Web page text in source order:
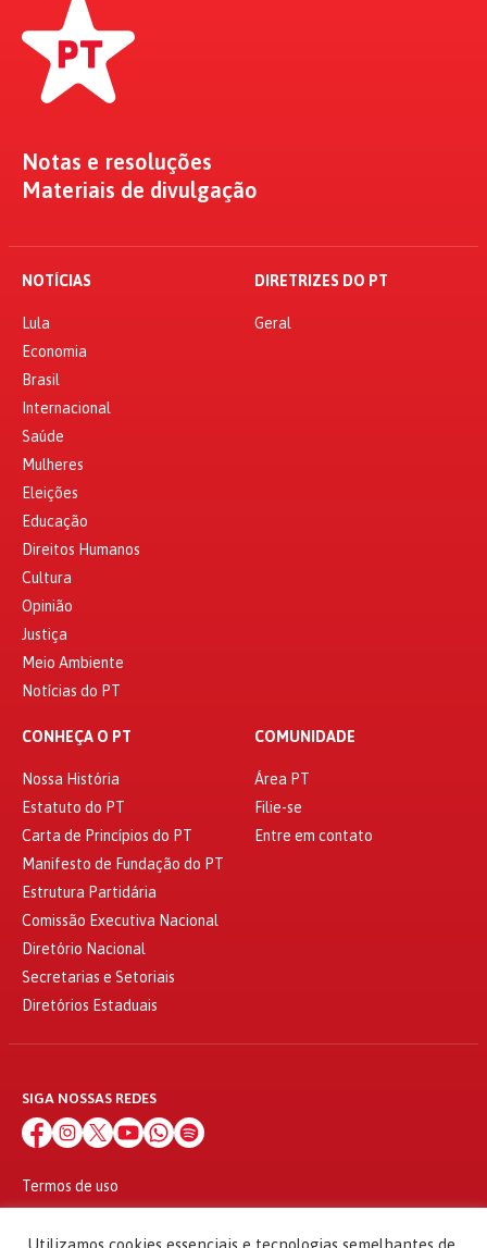
Notas e resoluções
Materiais de divulgação
NOTÍCIAS
Lula
Economia
Brasil
Internacional
Saúde
Mulheres
Eleições
Educação
Direitos Humanos
Cultura
Opinião
Justiça
Meio Ambiente
Notícias do PT
DIRETRIZES DO PT
Geral
CONHEÇA O PT
Nossa História
Estatuto do PT
Carta de Princípios do PT
Manifesto de Fundação do PT
Estrutura Partidária
Comissão Executiva Nacional
Diretório Nacional
Secretarias e Setoriais
Diretórios Estaduais
COMUNIDADE
Área PT
Filie-se
Entre em contato
SIGA NOSSAS REDES
Termos de uso
© 2010 - 2026
Utilizamos cookies essenciais e tecnologias semelhantes de